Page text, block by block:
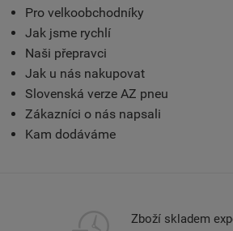
Pro velkoobchodníky
Jak jsme rychlí
Naši přepravci
Jak u nás nakupovat
Slovenská verze AZ pneu
Zákazníci o nás napsali
Kam dodáváme
Zboží skladem